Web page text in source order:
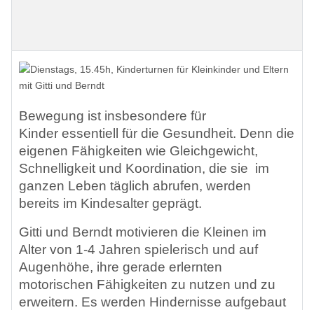
Bewegung ist insbesondere für
Kinder essentiell für die Gesundheit. Denn die
eigenen Fähigkeiten wie Gleichgewicht,
Schnelligkeit und Koordination, die sie im
ganzen Leben täglich abrufen, werden
bereits im Kindesalter geprägt.
Gitti und Berndt motivieren die Kleinen im
Alter von 1-4 Jahren spielerisch und auf
Augenhöhe, ihre gerade erlernten
motorischen Fähigkeiten zu nutzen und zu
erweitern. Es werden Hindernisse aufgebaut